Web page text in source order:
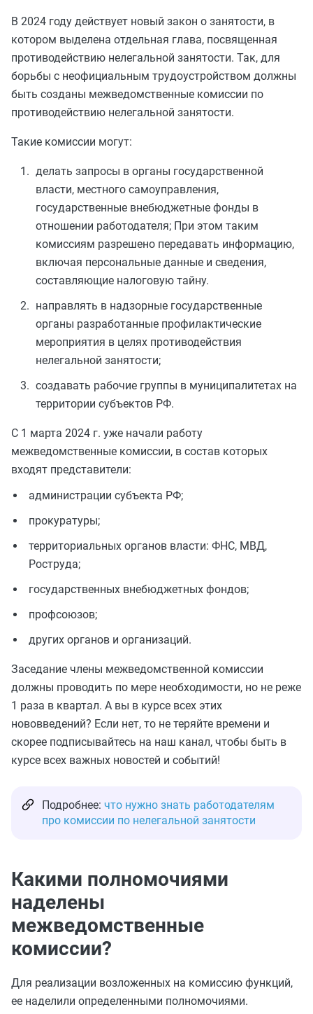
В 2024 году действует новый закон о занятости, в
котором выделена отдельная глава, посвященная
противодействию нелегальной занятости. Так, для
борьбы с неофициальным трудоустройством должны
быть созданы межведомственные комиссии по
противодействию нелегальной занятости.
Такие комиссии могут:
делать запросы в органы государственной
власти, местного самоуправления,
государственные внебюджетные фонды в
отношении работодателя; При этом таким
комиссиям разрешено передавать информацию,
включая персональные данные и сведения,
составляющие налоговую тайну.
направлять в надзорные государственные
органы разработанные профилактические
мероприятия в целях противодействия
нелегальной занятости;
создавать рабочие группы в муниципалитетах на
территории субъектов РФ.
С 1 марта 2024 г. уже начали работу
межведомственные комиссии, в состав которых
входят представители:
администрации субъекта РФ;
прокуратуры;
территориальных органов власти: ФНС, МВД,
Роструда;
государственных внебюджетных фондов;
профсоюзов;
других органов и организаций.
Заседание члены межведомственной комиссии
должны проводить по мере необходимости, но не реже
1 раза в квартал. А вы в курсе всех этих
нововведений? Если нет, то не теряйте времени и
скорее подписывайтесь на наш канал, чтобы быть в
курсе всех важных новостей и событий!
Подробнее: что нужно знать работодателям
про комиссии по нелегальной занятости
Какими полномочиями
наделены
межведомственные
комиссии?
Для реализации возложенных на комиссию функций,
ее наделили определенными полномочиями.